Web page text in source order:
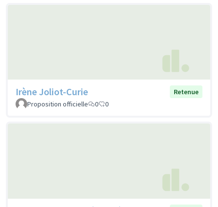
Irène Joliot-Curie
Retenue
Proposition officielle
0 0